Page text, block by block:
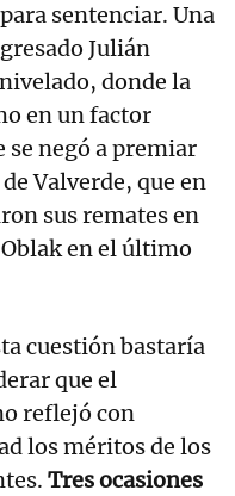
sentenciar. Una
Julián
donde la
en un factor
negó a premiar
Valverde, que en
sus remates en
en el último
cuestión bastaría
que el
reflejó con
los méritos de los
Tres ocasiones